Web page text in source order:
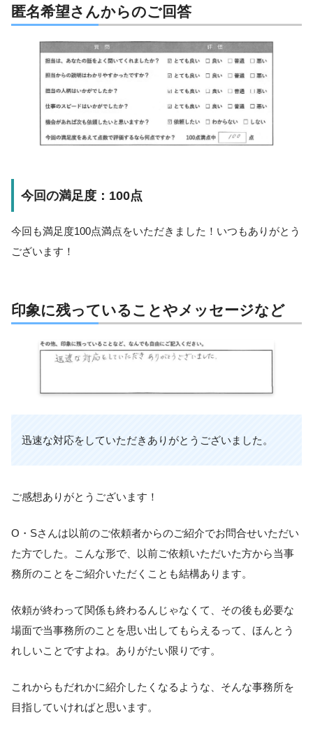
匿名希望さんからのご回答
今回の満足度：100点
今回も満足度100点満点をいただきました！いつもありがとう
ございます！
印象に残っていることやメッセージなど
迅速な対応をしていただきありがとうございました。
ご感想ありがとうございます！
O・Sさんは以前のご依頼者からのご紹介でお問合せいただい
た方でした。こんな形で、以前ご依頼いただいた方から当事
務所のことをご紹介いただくことも結構あります。
依頼が終わって関係も終わるんじゃなくて、その後も必要な
場面で当事務所のことを思い出してもらえるって、ほんとう
れしいことですよね。ありがたい限りです。
これからもだれかに紹介したくなるような、そんな事務所を
目指していければと思います。